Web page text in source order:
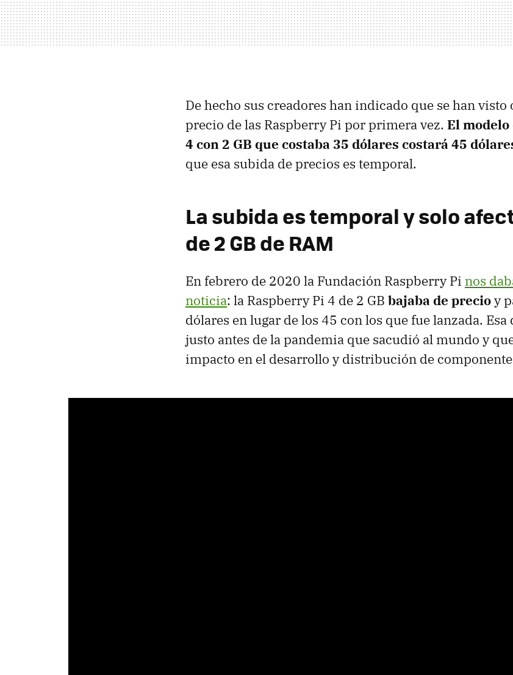
De hecho sus creadores han indicado que se han
precio de las Raspberry Pi por primera vez. El
4 con 2 GB que costaba 35 dólares costará 45
que esa subida de precios es temporal.
La subida es temporal y solo
de 2 GB de RAM
En febrero de 2020 la Fundación Raspberry Pi nos
noticia: la Raspberry Pi 4 de 2 GB bajaba de precioy
dólares en lugar de los 45 con los que fue lanzada.
justo antes de la pandemia que sacudió al mundo y
impacto en el desarrollo y distribución de